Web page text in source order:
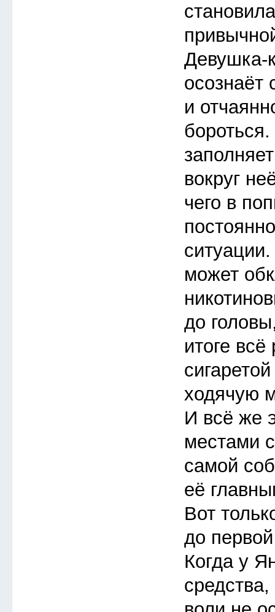
Девушка-
осознаёт
и
вокруг
чего в
может
до
итоге
ходячую
И всё же
местами
самой
её
Вот
до
Когда у